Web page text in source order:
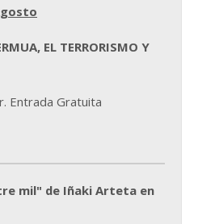
EL TERRORISMO Y
Entrada Gratuita
mil" de Iñaki Arteta en